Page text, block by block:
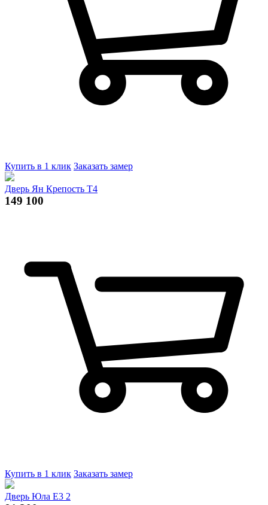
Купить в 1 клик Заказать замер
Дверь Ян Крепость Т4
149 100
Купить в 1 клик Заказать замер
Дверь Юла Е3 2